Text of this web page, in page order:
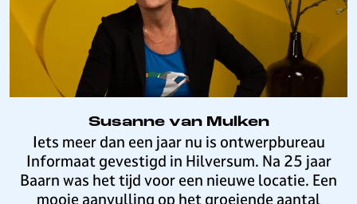
e
n
n
e
d
e
B
o
e
r
Susanne van Mulken
S
u
s
a
Iets meer dan een jaar nu is ontwerpbureau
Informaat gevestigd in Hilversum. Na 25 jaar
Baarn was het tijd voor een nieuwe locatie. Een
mooie aanvulling op het groeiende aantal